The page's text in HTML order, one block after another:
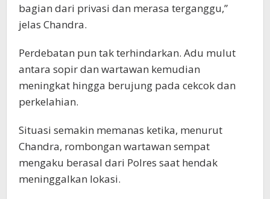
bagian dari privasi dan merasa terganggu,”
jelas Chandra.
Perdebatan pun tak terhindarkan. Adu mulut
antara sopir dan wartawan kemudian
meningkat hingga berujung pada cekcok dan
perkelahian.
Situasi semakin memanas ketika, menurut
Chandra, rombongan wartawan sempat
mengaku berasal dari Polres saat hendak
meninggalkan lokasi.